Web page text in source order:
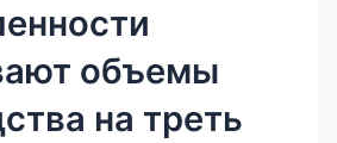
объемы
на треть